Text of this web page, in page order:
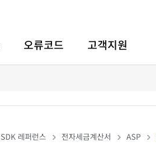
오류코드 고객지원
SDK 레퍼런스 전자세금계산서 ASP